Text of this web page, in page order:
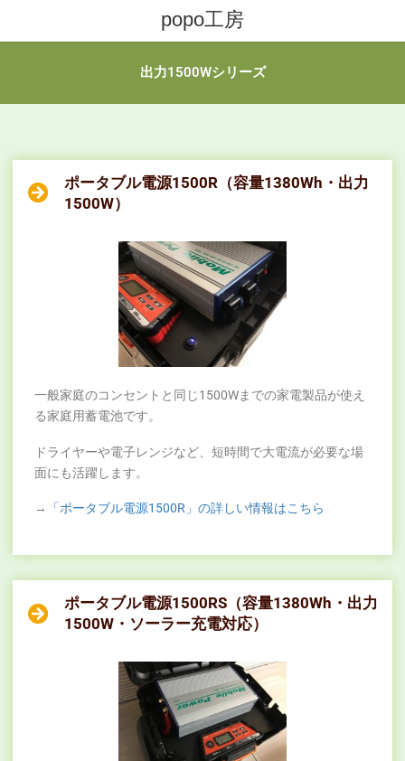
popo工房
出力1500Wシリーズ
ポータブル電源1500R（容量1380Wh・出力
1500W）
一般家庭のコンセントと同じ1500Wまでの家電製品が使え
る家庭用蓄電池です。
ドライヤーや電子レンジなど、短時間で大電流が必要な場
面にも活躍します。
→ 「ポータブル電源1500R」の詳しい情報はこちら
ポータブル電源1500RS（容量1380Wh・出力
1500W・ソーラー充電対応）